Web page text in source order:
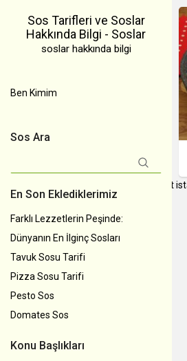
Sos Tarifleri ve Soslar
Hakkında Bilgi - Soslar
soslar hakkında bilgi
Ben Kimim
Sos Ara
En Son Eklediklerimiz
Farklı Lezzetlerin Peşinde:
Dünyanın En İlginç Sosları
Tavuk Sosu Tarifi
Pizza Sosu Tarifi
Pesto Sos
Domates Sos
Konu Başlıkları
İstanbul Asfalt